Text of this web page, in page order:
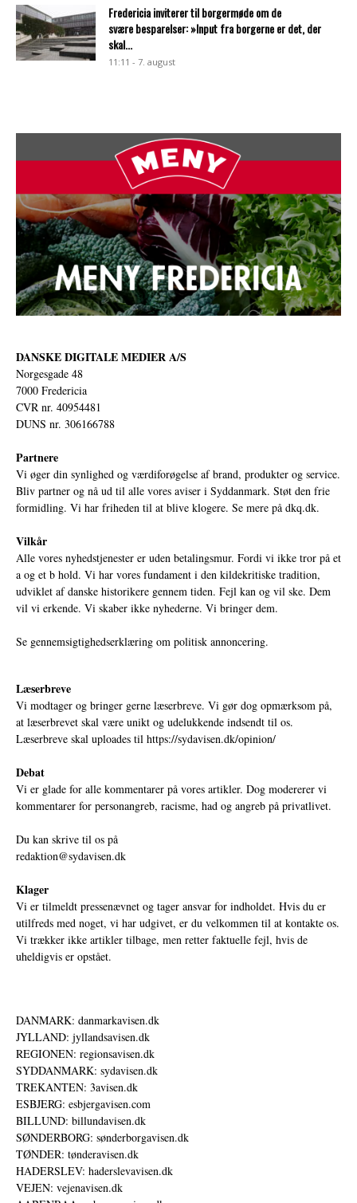
Fredericia inviterer til borgermøde om de
svære besparelser: »Input fra borgerne er det, der
skal...
11:11 - 7. august
DANSKE DIGITALE MEDIER A/S
Norgesgade 48
7000 Fredericia
CVR nr. 40954481
DUNS nr. 306166788
Partnere
Vi øger din synlighed og værdiforøgelse af brand, produkter og service.
Bliv partner og nå ud til alle vores aviser i Syddanmark. Støt den frie
formidling. Vi har friheden til at blive klogere. Se mere på dkq.dk.
Vilkår
Alle vores nyhedstjenester er uden betalingsmur. Fordi vi ikke tror på et
a og et b hold. Vi har vores fundament i den kildekritiske tradition,
udviklet af danske historikere gennem tiden. Fejl kan og vil ske. Dem
vil vi erkende. Vi skaber ikke nyhederne. Vi bringer dem.
Se gennemsigtighedserklæring om politisk annoncering.
Læserbreve
Vi modtager og bringer gerne læserbreve. Vi gør dog opmærksom på,
at læserbrevet skal være unikt og udelukkende indsendt til os.
Læserbreve skal uploades til https://sydavisen.dk/opinion/
Debat
Vi er glade for alle kommentarer på vores artikler. Dog modererer vi
kommentarer for personangreb, racisme, had og angreb på privatlivet.
Du kan skrive til os på
redaktion@sydavisen.dk
Klager
Vi er tilmeldt pressenævnet og tager ansvar for indholdet. Hvis du er
utilfreds med noget, vi har udgivet, er du velkommen til at kontakte os.
Vi trækker ikke artikler tilbage, men retter faktuelle fejl, hvis de
uheldigvis er opstået.
DANMARK: danmarkavisen.dk
JYLLAND: jyllandsavisen.dk
REGIONEN: regionsavisen.dk
SYDDANMARK: sydavisen.dk
TREKANTEN: 3avisen.dk
ESBJERG: esbjergavisen.com
BILLUND: billundavisen.dk
SØNDERBORG: sønderborgavisen.dk
TØNDER: tønderavisen.dk
HADERSLEV: haderslevavisen.dk
VEJEN: vejenavisen.dk